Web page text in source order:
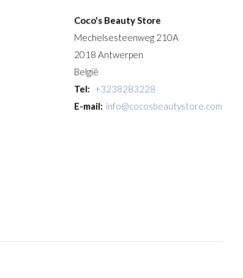
Coco's Beauty Store
Mechelsesteenweg 210A
2018 Antwerpen
België
Tel: +3238283228
E-mail: info@cocosbeautystore.com